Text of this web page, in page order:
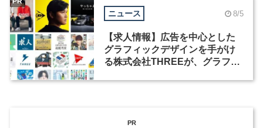
ニュース 8/5
【求人情報】広告を中心とした
グラフィックデザインを手がけ
る株式会社THREEが、グラフィ
PR